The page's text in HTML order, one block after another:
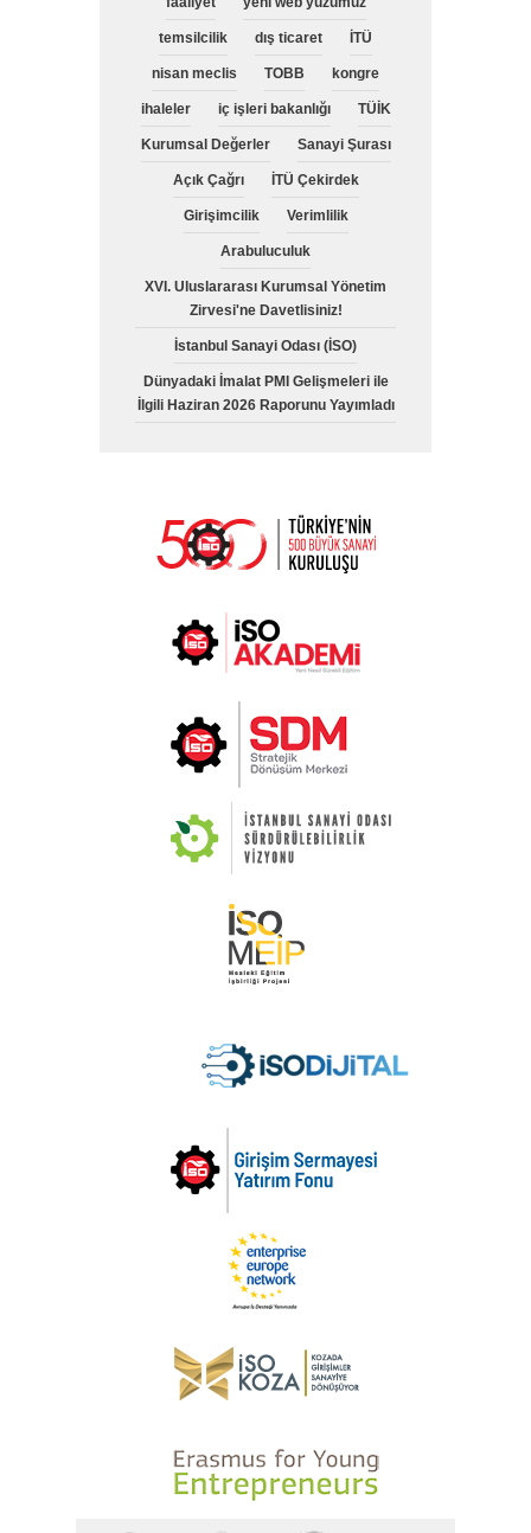
temsilcilik dış ticaret İTÜ
nisan meclis TOBB kongre
ihaleler iç işleri bakanlığı TÜİK
Kurumsal Değerler Sanayi Şurası
Açık Çağrı İTÜ Çekirdek
Girişimcilik Verimlilik
Arabuluculuk
XVI. Uluslararası Kurumsal Yönetim
Zirvesi'ne Davetlisiniz!
İstanbul Sanayi Odası (İSO)
Dünyadaki İmalat PMI Gelişmeleri ile
İlgili Haziran 2026 Raporunu Yayımladı